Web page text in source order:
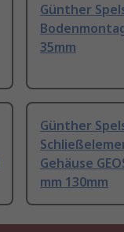
Günther
35mm
Günther
Gehäuse
mm 130mm